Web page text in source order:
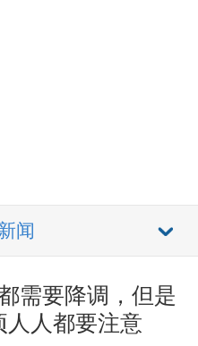
闻
需要降调，但是
人人都要注意